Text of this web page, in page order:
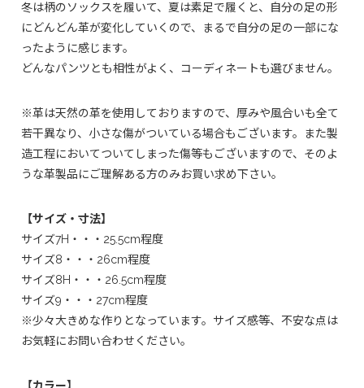
冬は柄のソックスを履いて、夏は素足で履くと、自分の足の形
にどんどん革が変化していくので、まるで自分の足の一部にな
ったように感じます。
どんなパンツとも相性がよく、コーディネートも選びません。
※革は天然の革を使用しておりますので、厚みや風合いも全て
若干異なり、小さな傷がついている場合もございます。また製
造工程においてついてしまった傷等もございますので、そのよ
うな革製品にご理解ある方のみお買い求め下さい。
【サイズ・寸法】
サイズ7H・・・25.5cm程度
サイズ8・・・26cm程度
サイズ8H・・・26.5cm程度
サイズ9・・・27cm程度
※少々大きめな作りとなっています。サイズ感等、不安な点は
お気軽にお問い合わせください。